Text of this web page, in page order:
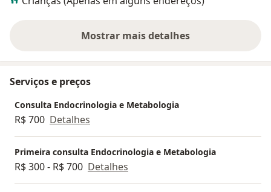
Mostrar mais detalhes
sobre a experiência
Serviços e preços
Consulta Endocrinologia e Metabologia
R$ 700 Detalhes
Primeira consulta Endocrinologia e Metabologia
R$ 300 - R$ 700 Detalhes